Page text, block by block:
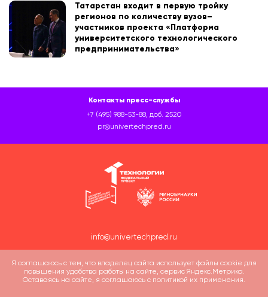
Татарстан входит в первую тройку
регионов по количеству вузов–
участников проекта «Платформа
университетского технологического
предпринимательства»
Контакты пресс-службы
+7 (495) 988-53-88, доб. 2520
pr@univertechpred.ru
info@univertechpred.ru
Я соглашаюсь с тем, что владелец сайта использует файлы cookie для
повышения удобства работы на сайте, сервис Яндекс.Метрика.
Оставаясь на сайте, я соглашаюсь с политикой их применения.